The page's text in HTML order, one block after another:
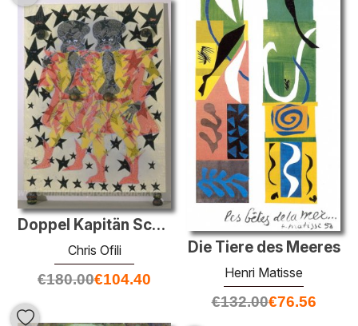
Die Tiere des Meeres
Henri Matisse
€132.00€76.56
Doppel Kapitän Scheiße und die Legende der Black Stars
Chris Ofili
€180.00€104.40